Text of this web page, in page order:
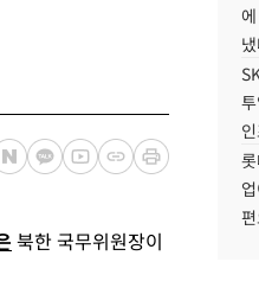
북한 국무위원장이